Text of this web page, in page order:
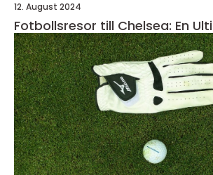
12. August 2024
Fotbollsresor till Chelsea: En